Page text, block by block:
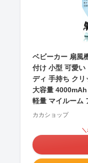
ベビーカー 扇風
付け 小型 可愛い
ディ 手持ち ク
大容量
軽量 マイルーム
カカショップ